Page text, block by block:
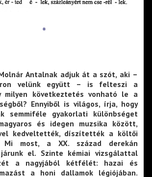
*
Antalnak adjuk át a szót, aki –
velünk együtt – is felteszi a
milyen következtetés vonható le a
Ennyiből is világos, írja, hogy
semmiféle gyakorlati különbséget
és idegen muzsika között,
kedveltették, díszítették a költői
Mi most, a XX. század derekán
el. Szinte kémiai vizsgálattal
a nagyjából kétfélét: hazai és
a honi dallamok légiójában.